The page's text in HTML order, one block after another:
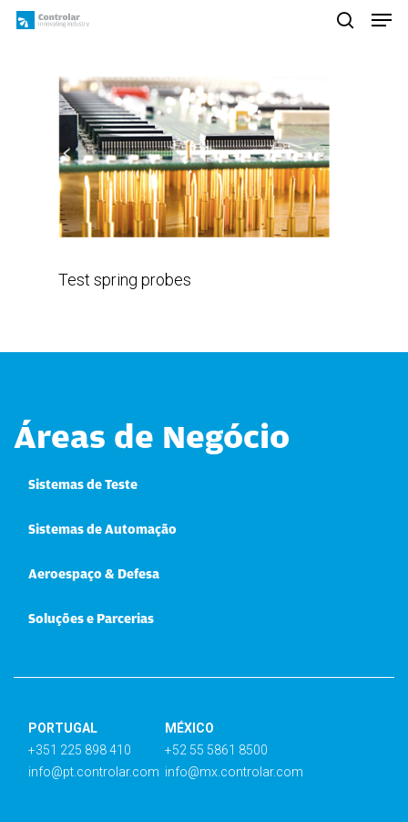
Skip
Test spring probes
Áreas de Negócio
Sistemas de Teste
Sistemas de Automação
Aeroespaço & Defesa
Soluções e Parcerias
PORTUGAL
+351 225 898 410
info@pt.controlar.com
MÉXICO
+52 55 5861 8500
info@mx.controlar.com